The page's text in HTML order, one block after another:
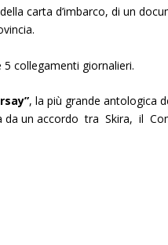
carta d’imbarco, di un
collegamenti giornalieri.
, la più grande antologica
un accordo tra Skira, il